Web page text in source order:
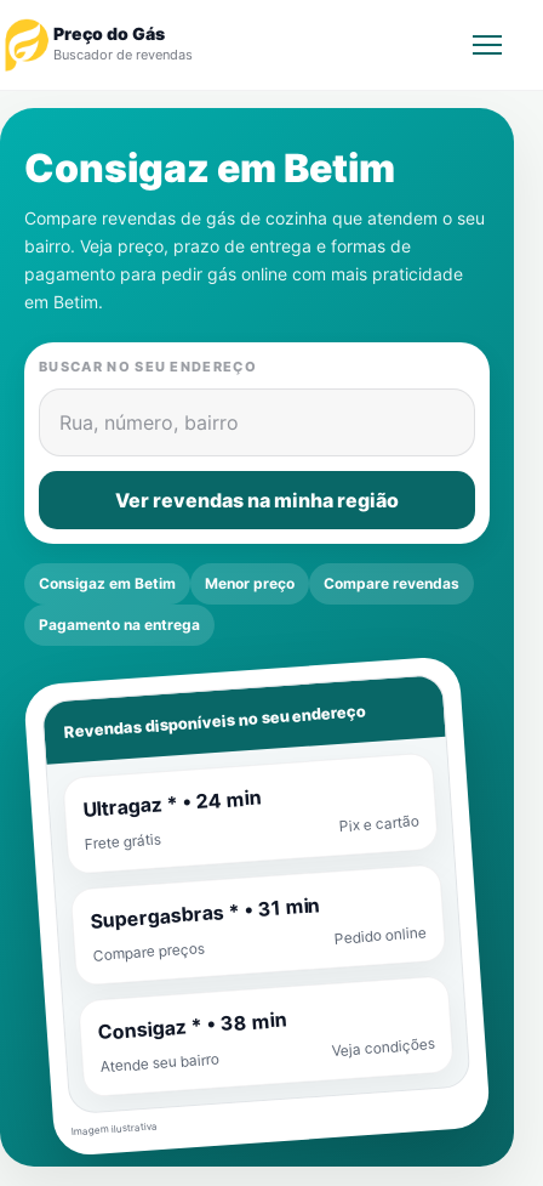
Preço do Gás
Buscador de revendas
Notícias
Gás
Contatos
Consigaz em Betim
Compare revendas de gás de cozinha que atendem o seu
bairro. Veja preço, prazo de entrega e formas de
pagamento para pedir gás online com mais praticidade
em Betim.
BUSCAR NO SEU ENDEREÇO
Rua, número, bairro
Ver revendas na minha região
Consigaz em Betim Menor preço Compare revendas
Pagamento na entrega
Revendas disponíveis no seu endereço
Ultragaz * • 24 min
Frete grátis
Pix e cartão
Supergasbras * • 31 min
Compare preços
Pedido online
Consigaz * • 38 min
Atende seu bairro
Veja condições
Imagem ilustrativa